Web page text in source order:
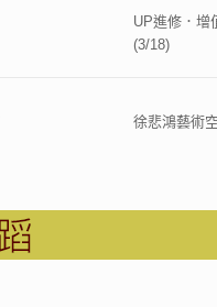
UP進修．增
(3/18)
徐悲鴻藝術